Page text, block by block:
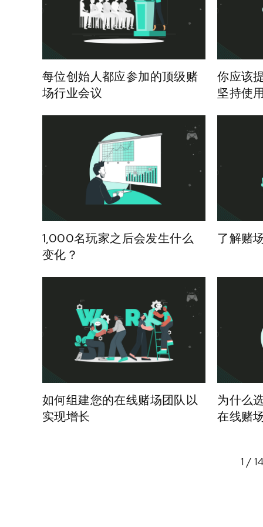
每位创始人都应参加的顶级赌
场行业会议
你应该
坚持使
1,000名玩家之后会发生什么
变化？
了解赌
如何组建您的在线赌场团队以
实现增长
为什么
在线赌
1 /